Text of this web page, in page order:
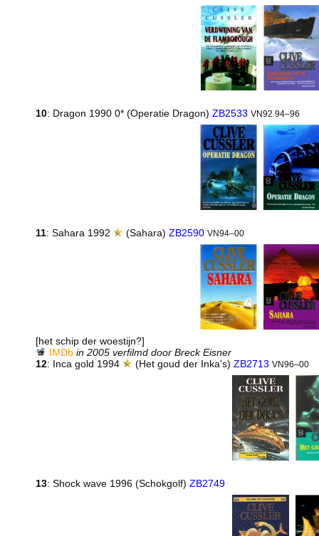
10: Dragon 1990 0* (Operatie Dragon) ZB2533 VN92 94–96
11: Sahara 1992 (Sahara)ZB2590 VN94–00
[het schip der woestijn?]
IMDb in 2005 verfilmd door Breck Eisner
12: Inca gold 1994 (Het goud der Inka's)ZB2713 VN96–00
13: Shock wave 1996 (Schokgolf) ZB2749